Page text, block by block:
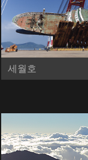
세월호